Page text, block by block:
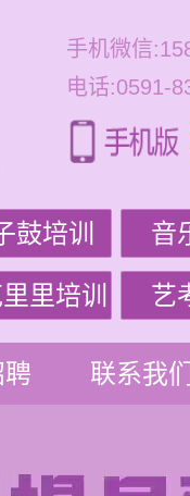
手机微信
电话:0591-
鼓培训 音
里培训 艺
联系我们